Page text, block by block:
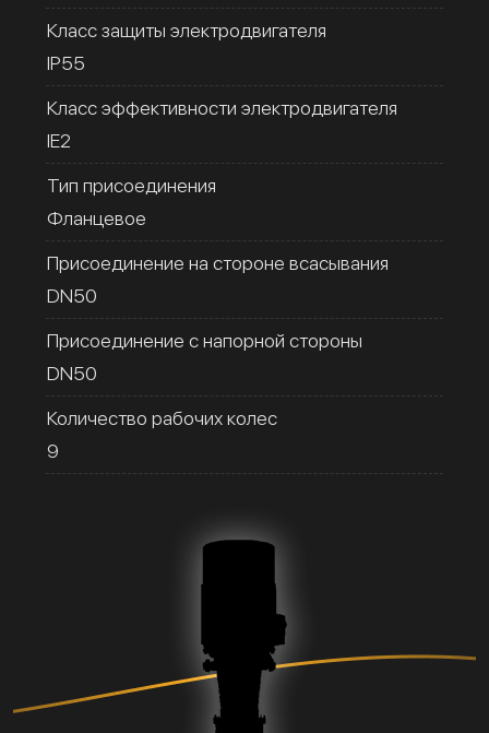
Класс защиты электродвигателя
IP55
Класс эффективности электродвигателя
IE2
Тип присоединения
Фланцевое
Присоединение на стороне всасывания
DN50
Присоединение с напорной стороны
DN50
Количество рабочих колес
9